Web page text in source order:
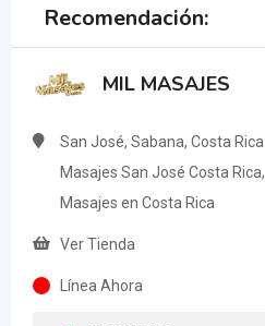
Recomendación:
MIL MASAJES
San José, Sabana, Costa Rica
Masajes San José Costa Rica,
Masajes en Costa Rica
Ver Tienda
Línea Ahora